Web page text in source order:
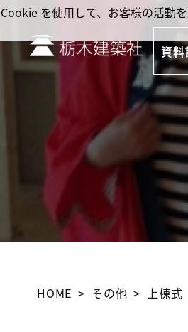
資
HOME その他 上棟
Cookie を使用して、お客様の活動